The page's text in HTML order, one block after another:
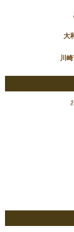
大
川